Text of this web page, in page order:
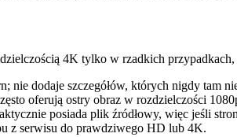
4K tylko w rzadkich
nie dodaje szczegółów, których nigdy tam
oferują ostry obraz w rozdzielczości
posiada plik źródłowy, więc jeśli
z serwisu do prawdziwego HD lub 4K.